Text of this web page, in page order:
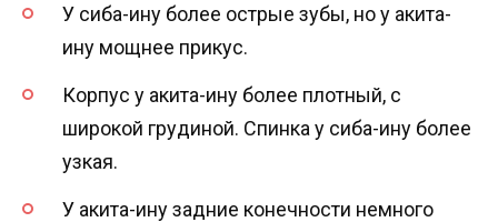
У сиба-ину более острые зубы, но у акита-
ину мощнее прикус.
Корпус у акита-ину более плотный, с
широкой грудиной. Спинка у сиба-ину более
узкая.
У акита-ину задние конечности немного